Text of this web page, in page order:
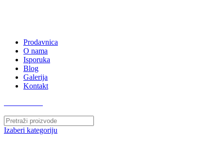
Prodavnica
O nama
Isporuka
Blog
Galerija
Kontakt
Izaberi kategoriju